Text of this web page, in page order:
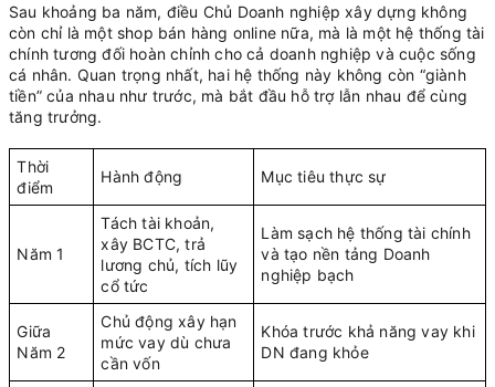
Sau khoảng ba năm, điều Chủ Doanh nghiệp xây dựng không
còn chỉ là một shop bán hàng online nữa, mà là một hệ thống tài
chính tương đối hoàn chỉnh cho cả doanh nghiệp và cuộc sống
cá nhân. Quan trọng nhất, hai hệ thống này không còn “giành
tiền” của nhau như trước, mà bắt đầu hỗ trợ lẫn nhau để cùng
tăng trưởng.
Thời
điểm
Hành động Mục tiêu thực sự
Năm 1
Tách tài khoản,
xây BCTC, trả
lương chủ, tích lũy
cổ tức
Làm sạch hệ thống tài chính
và tạo nền tảng Doanh
nghiệp bạch
Giữa
Năm 2
Chủ động xây hạn
mức vay dù chưa
cần vốn
Khóa trước khả năng vay khi
DN đang khỏe